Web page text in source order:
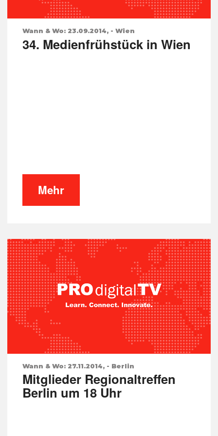
Wann & Wo: 23.09.2014, - Wien
34. Medienfrühstück in Wien
Mehr
Wann & Wo: 27.11.2014, - Berlin
Mitglieder Regionaltreffen
Berlin um 18 Uhr